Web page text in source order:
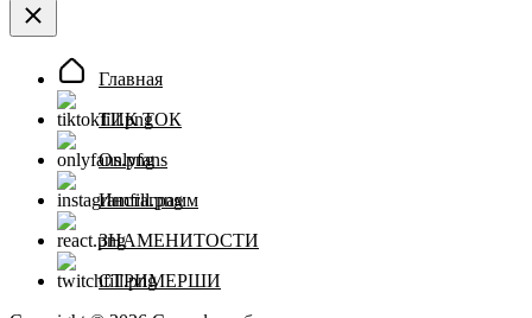
Главная
ТИК ТОК
Onlyfans
Инстаграмм
ЗНАМЕНИТОСТИ
СТРИМЕРШИ